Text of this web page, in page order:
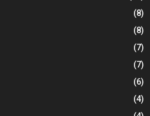
(8)
(8)
(7)
(7)
(6)
(4)